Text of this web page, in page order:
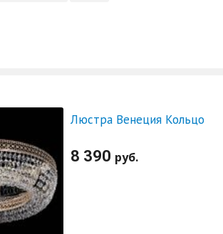
Люстра Венеция Кольцо
8 390 руб.